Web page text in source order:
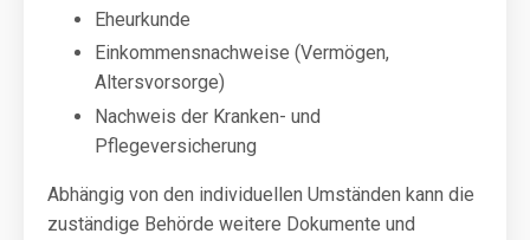
Eheurkunde
Einkommensnachweise (Vermögen,
Altersvorsorge)
Nachweis der Kranken- und
Pflegeversicherung
Abhängig von den individuellen Umständen kann die
zuständige Behörde weitere Dokumente und